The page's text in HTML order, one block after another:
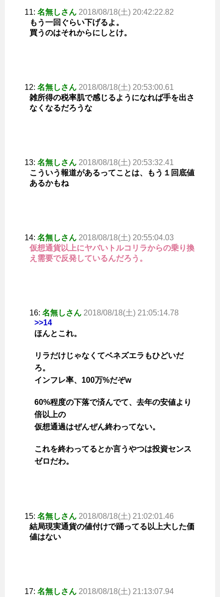
11: 名無しさん 2018/08/18(土) 20:42:22.82
もう一回ぐらい下げるよ。
買うのはそれからにしとけ。
12: 名無しさん 2018/08/18(土) 20:53:00.61
雑所得の税率肌で感じるようになれば手を出さ
なくなるだろうな
13: 名無しさん 2018/08/18(土) 20:53:32.41
こういう報道があるってことは、もう１回底値
あるかもね
14: 名無しさん 2018/08/18(土) 20:55:04.03
仮想通貨以上にヤバいトルコリラからの乗り換
え需要で反発しているんだろう。
16: 名無しさん 2018/08/18(土) 21:05:14.78
>>14
ほんとこれ。
リラだけじゃなくてベネズエラもひどいだ
ろ。
インフレ率、100万%だぞw
60%程度の下落で済んでて、去年の安値より
倍以上の
仮想通過はぜんぜん終わってない。
これを終わってるとか言うやつは投資センス
ゼロだわ。
15: 名無しさん 2018/08/18(土) 21:02:01.46
結局現実通貨の値付けで踊ってる以上大した価
値はない
17: 名無しさん 2018/08/18(土) 21:13:07.94